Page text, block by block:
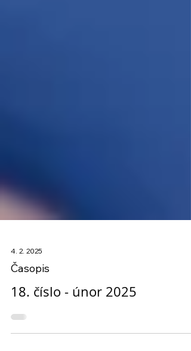
4. 2. 2025
Časopis
18. číslo - únor 2025